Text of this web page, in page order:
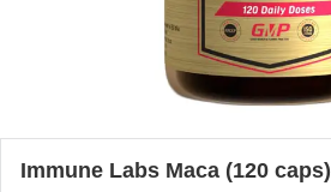
Immune Labs Maca (120 caps)